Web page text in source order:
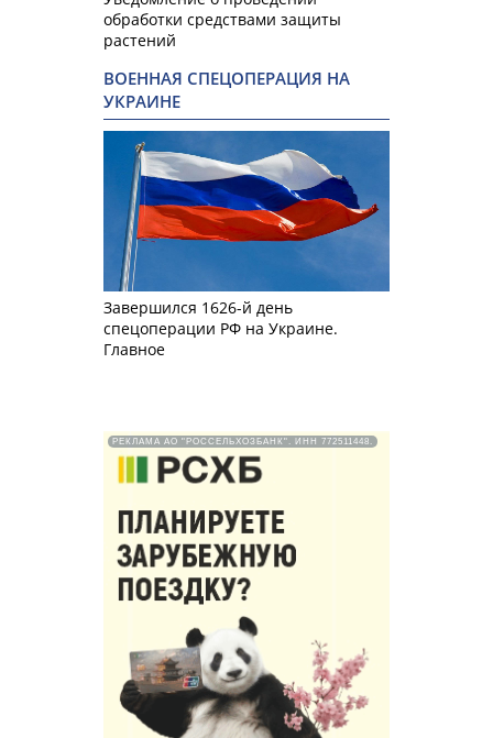
обработки средствами защиты
растений
ВОЕННАЯ СПЕЦОПЕРАЦИЯ НА
УКРАИНЕ
Завершился 1626-й день
спецоперации РФ на Украине.
Главное
РЕКЛАМА АО "РОССЕЛЬХОЗБАНК". ИНН 772511448.